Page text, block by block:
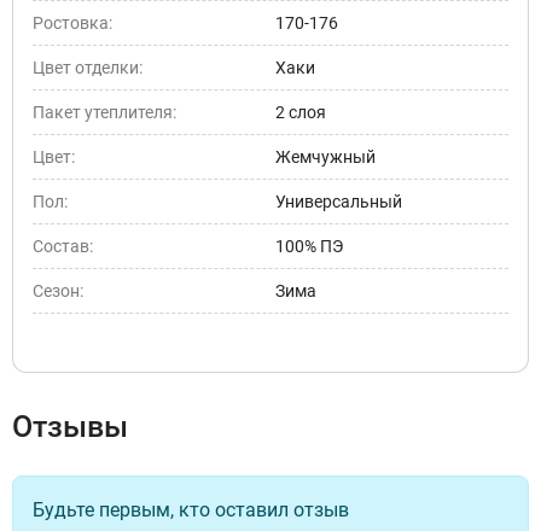
Ростовка: 170-176
Цвет отделки: Хаки
Пакет утеплителя: 2 слоя
Цвет: Жемчужный
Пол: Универсальный
Состав: 100% ПЭ
Сезон: Зима
Отзывы
Будьте первым, кто оставил отзыв